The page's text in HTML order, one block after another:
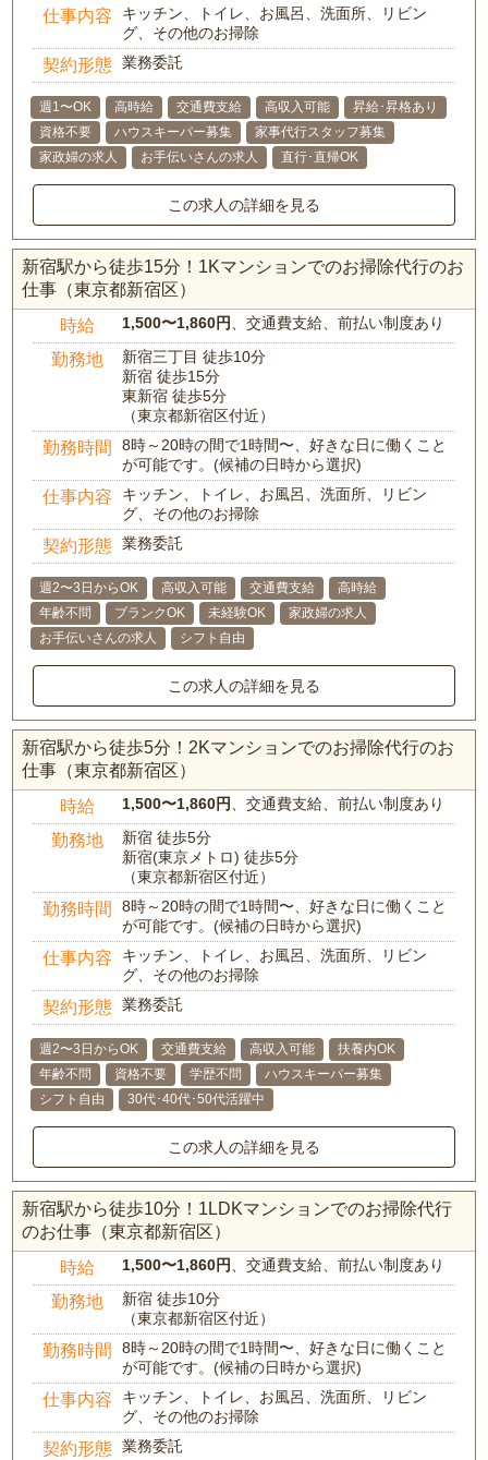
仕事内容
キッチン、トイレ、お風呂、洗面所、リビン
グ、その他のお掃除
契約形態 業務委託
週1〜OK 高時給 交通費支給 高収入可能
昇給･昇格あり
資格不要
ハウスキーパー募集
家事代行スタッフ募集
家政婦の求人
お手伝いさんの求人 直行･直帰OK
この求人の詳細を見る
新宿駅から徒歩15分！1Kマンションでのお掃除代行のお
仕事（東京都新宿区）
時給 1,500〜1,860円、交通費支給、前払い制度あり
勤務地
新宿三丁目 徒歩10分
新宿 徒歩15分
東新宿 徒歩5分
（東京都新宿区付近）
勤務時間
8時～20時の間で1時間〜、好きな日に働くこと
が可能です。(候補の日時から選択)
仕事内容
キッチン、トイレ、お風呂、洗面所、リビン
グ、その他のお掃除
契約形態 業務委託
週2〜3日からOK 高収入可能 交通費支給
高時給
年齢不問
ブランクOK 未経験OK
家政婦の求人
お手伝いさんの求人
シフト自由
この求人の詳細を見る
新宿駅から徒歩5分！2Kマンションでのお掃除代行のお
仕事（東京都新宿区）
時給 1,500〜1,860円、交通費支給、前払い制度あり
勤務地
新宿 徒歩5分
新宿(東京メトロ) 徒歩5分
（東京都新宿区付近）
勤務時間
8時～20時の間で1時間〜、好きな日に働くこと
が可能です。(候補の日時から選択)
仕事内容
キッチン、トイレ、お風呂、洗面所、リビン
グ、その他のお掃除
契約形態 業務委託
週2〜3日からOK 交通費支給 高収入可能
扶養内OK
年齢不問
資格不要 学歴不問
ハウスキーパー募集
シフト自由
30代･40代･50代活躍中
この求人の詳細を見る
新宿駅から徒歩10分！1LDKマンションでのお掃除代行
のお仕事（東京都新宿区）
時給 1,500〜1,860円、交通費支給、前払い制度あり
勤務地
新宿 徒歩10分
（東京都新宿区付近）
勤務時間
8時～20時の間で1時間〜、好きな日に働くこと
が可能です。(候補の日時から選択)
仕事内容
キッチン、トイレ、お風呂、洗面所、リビン
グ、その他のお掃除
契約形態 業務委託